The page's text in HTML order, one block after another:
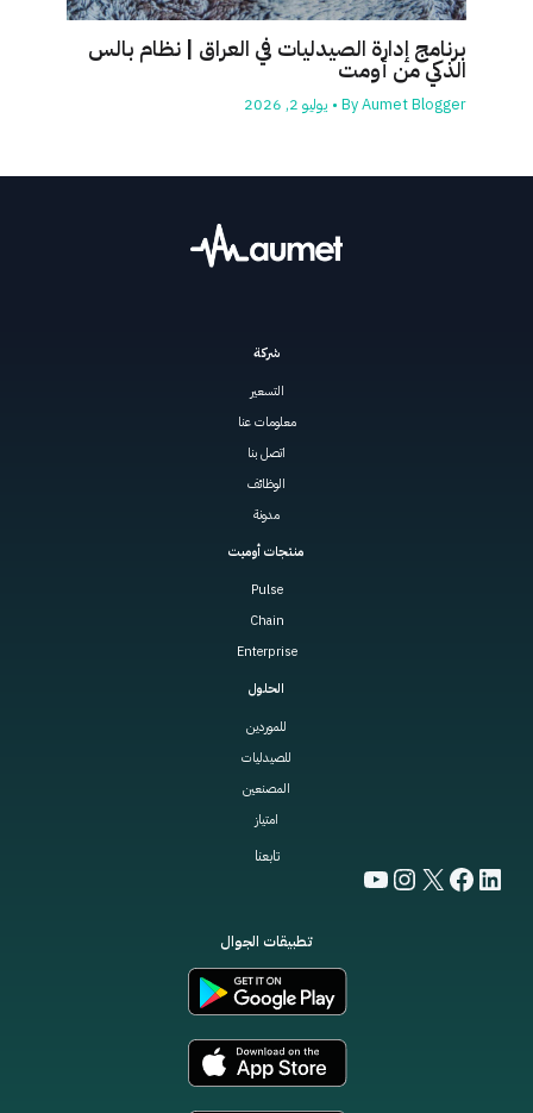
برنامج إدارة الصيدليات في العراق | نظام بالس
الذكي من أومت
ByAumet Blogger
• يوليو 2, 2026
شركة
التسعير
معلومات عنا
اتصل بنا
الوظائف
مدونة
منتجات أوميت
Pulse
Chain
Enterprise
الحلول
للموردين
للصيدليات
المصنعين
امتياز
تابعنا
LinkedIn
Facebook
X
Instagram
YouTube
تطبيقات الجوال